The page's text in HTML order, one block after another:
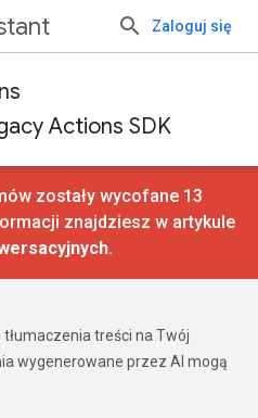
Zaloguj się
Actions SDK
zostały wycofane 13
znajdziesz w artykule
.
treści na Twój
wygenerowane przez AI mogą